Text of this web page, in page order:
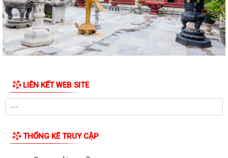
Kế hoạch Tuyên truyền Hội nghị công bố các Quyết định của Thủ tướng
Chính phủ về Khu kinh tế và...
Thuế cơ sở 4 thành phố Hải Phòng tuyên truyền nội dung về Thông tư
89/2026/TT-BTC ngày 30/6/2026...
LỆ GIỮA NĂM 2026)
HĐND phường Lưu Kiếm ban hành các Nghị quyết mới
tra hồ sơ đăng ký, cấp Giấy chứng...
LIÊN KẾT WEB SITE
THỐNG KÊ TRUY CẬP